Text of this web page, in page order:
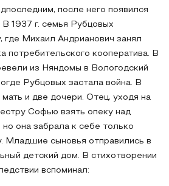
после него появился
1937 г. семья Рубцовых
где Михаил Андрианович занял
потребительского кооператива. В
из Няндомы в Вологодский
Рубцовых застала война. В
и две дочери. Отец, уходя на
Софью взять опеку над
она забрала к себе только
Младшие сыновья отправились в
детский дом. В стихотворении
вспоминал: